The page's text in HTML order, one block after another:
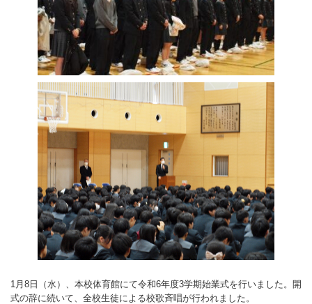
1月8日（水）、本校体育館にて令和6年度3学期始業式を行いました。開
式の辞に続いて、全校生徒による校歌斉唱が行われました。